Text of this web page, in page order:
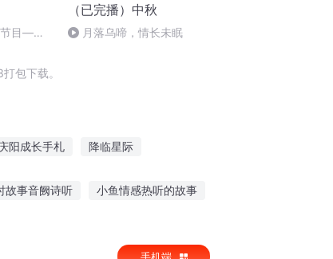
目—夏
（已完播）中秋
月落乌啼，情长未眠
包下载。
阳成长手札 降临星际
故事音阙诗听 小鱼情感热听的故事